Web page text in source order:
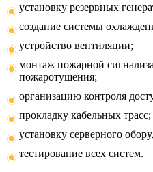
установку резервных
создание системы
устройство вентиляции;
монтаж пожарной
пожаротушения;
организацию контроля
прокладку кабельных трасс;
установку серверного
тестирование всех систем.